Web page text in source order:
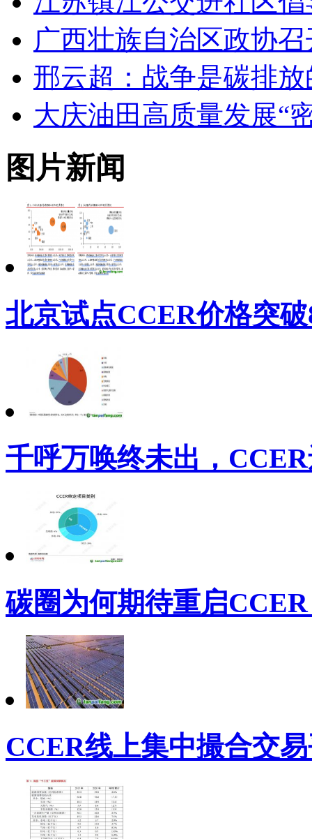
广西壮族自治区政协
邢云超：战争是碳排
大庆油田高质量发展“
图片新闻
北京试点CCER价格突
千呼万唤终未出，
碳圈为何期待重启
CCER线上集中撮合交